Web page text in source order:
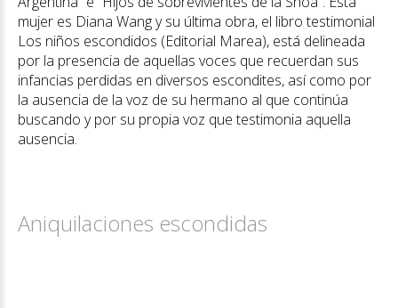
mujer es Diana Wang y su última obra, el libro testimonial
Los niños escondidos (Editorial Marea), está delineada
por la presencia de aquellas voces que recuerdan sus
infancias perdidas en diversos escondites, así como por
la ausencia de la voz de su hermano al que continúa
buscando y por su propia voz que testimonia aquella
ausencia.
Aniquilaciones escondidas